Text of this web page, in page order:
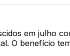
em julho
O benefício